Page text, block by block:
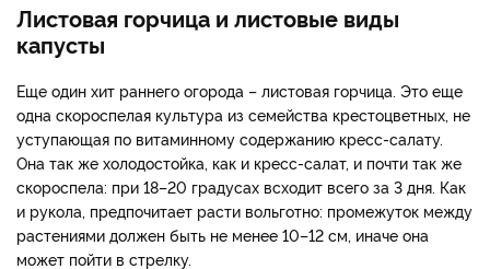
Листовая горчица и листовые виды
капусты
Еще один хит раннего огорода – листовая горчица. Это еще
одна скороспелая культура из семейства крестоцветных, не
уступающая по витаминному содержанию кресс-салату.
Она так же холодостойка, как и кресс-салат, и почти так же
скороспела: при 18–20 градусах всходит всего за 3 дня. Как
и рукола, предпочитает расти вольготно: промежуток между
растениями должен быть не менее 10–12 см, иначе она
может пойти в стрелку.